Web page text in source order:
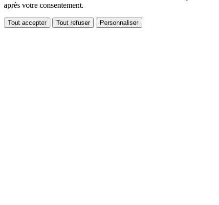
après votre consentement.
Tout accepter Tout refuser Personnaliser